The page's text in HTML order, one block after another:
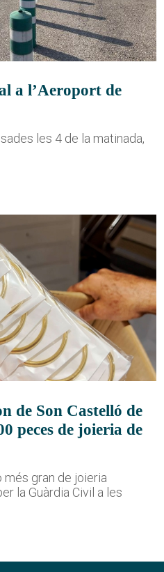
a l’Aeroport de
les 4 de la matinada,
de Son Castelló de
peces de joieria de
gran de joieria
la Guàrdia Civil a les